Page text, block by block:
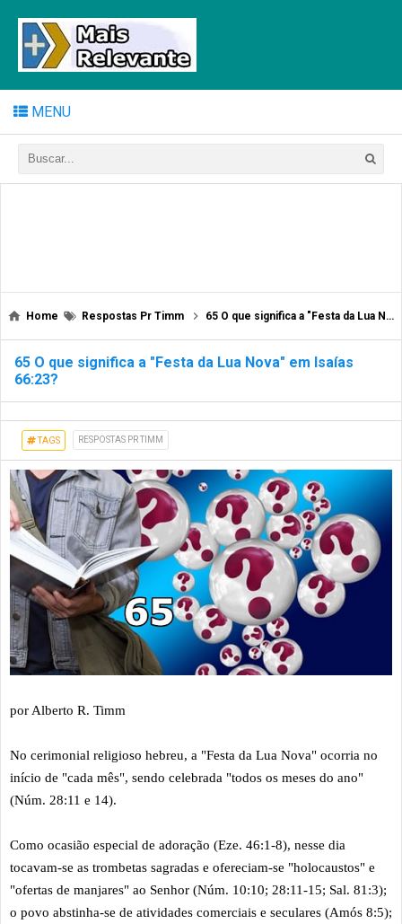
MENU
Home Respostas Pr Timm 65 O que significa a "Festa da Lua Nova" em Isaías 66:23?
65 O que significa a "Festa da Lua Nova" em Isaías
66:23?
TAGS RESPOSTAS PR TIMM
por Alberto R. Timm
No cerimonial religioso hebreu, a "Festa da Lua Nova" ocorria no
início de "cada mês", sendo celebrada "todos os meses do ano"
(Núm. 28:11 e 14).
Como ocasião especial de adoração (Eze. 46:1-8), nesse dia
tocavam-se as trombetas sagradas e ofereciam-se "holocaustos" e
"ofertas de manjares" ao Senhor (Núm. 10:10; 28:11-15; Sal. 81:3);
o povo abstinha-se de atividades comerciais e seculares (Amós 8:5);